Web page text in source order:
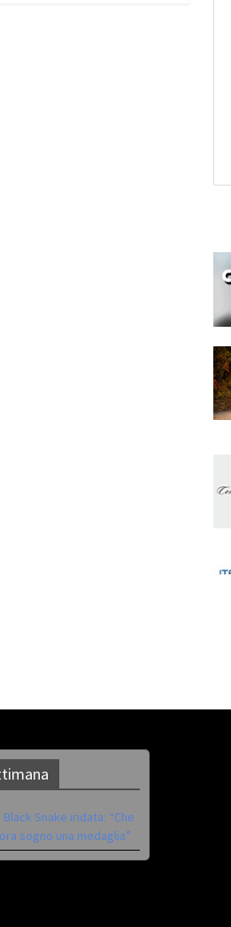
Snake iridata: “Che
sogno una medaglia”